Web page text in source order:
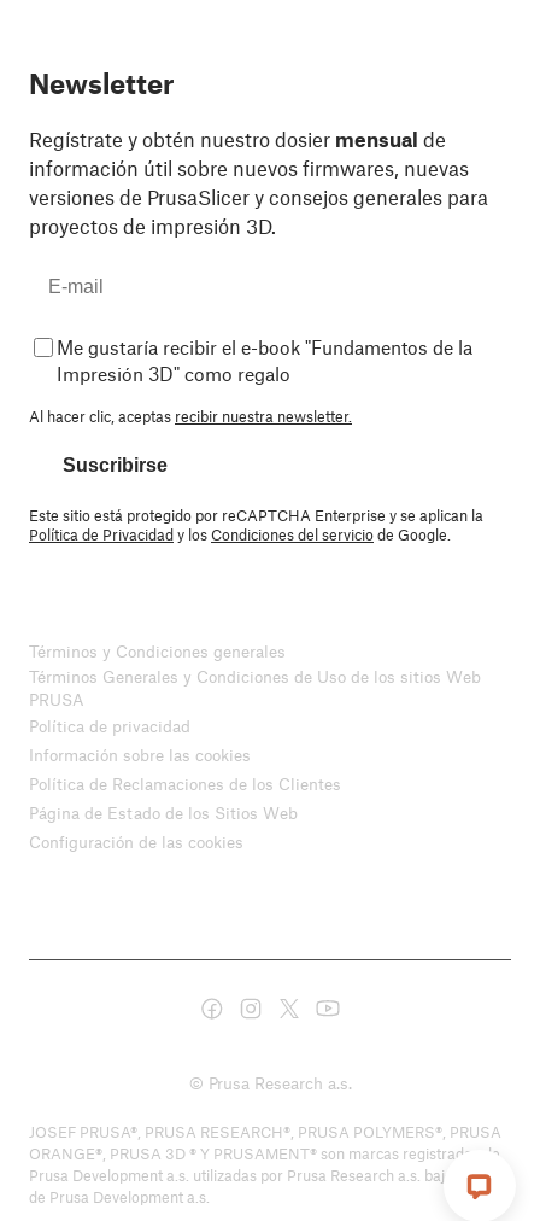
Newsletter
Regístrate y obtén nuestro dosier mensual de
información útil sobre nuevos firmwares, nuevas
versiones de PrusaSlicer y consejos generales para
proyectos de impresión 3D.
Me gustaría recibir el e-book "Fundamentos de la
Impresión 3D" como regalo
Al hacer clic, aceptas recibir nuestra newsletter.
Suscribirse
Este sitio está protegido por reCAPTCHA Enterprise y se aplican la
Política de Privacidady losCondiciones del serviciode Google.
Términos y Condiciones generales
Términos Generales y Condiciones de Uso de los sitios Web
PRUSA
Política de privacidad
Información sobre las cookies
Política de Reclamaciones de los Clientes
Página de Estado de los Sitios Web
Configuración de las cookies
© Prusa Research a.s.
JOSEF PRUSA®, PRUSA RESEARCH®, PRUSA POLYMERS®, PRUSA
ORANGE®, PRUSA 3D ® Y PRUSAMENT® son marcas registradas de
Prusa Development a.s. utilizadas por Prusa Research a.s. bajo licencia
de Prusa Development a.s.